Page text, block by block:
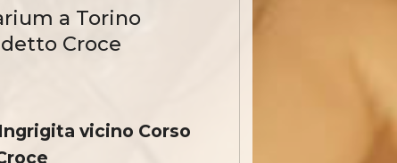
a Torino
Croce
vicino Corso